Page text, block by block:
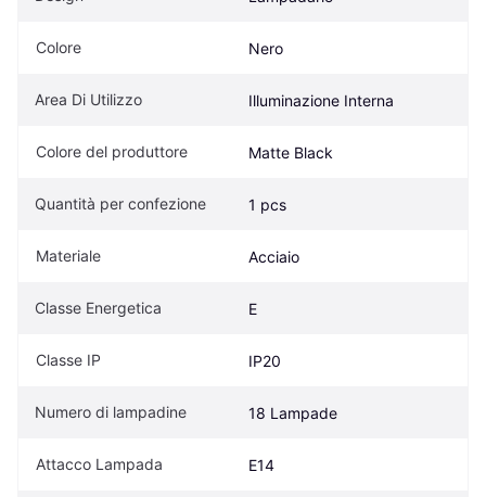
Colore Nero
Area Di Utilizzo Illuminazione Interna
Colore del produttore Matte Black
Quantità per confezione 1 pcs
Materiale Acciaio
Classe Energetica E
Classe IP IP20
Numero di lampadine 18 Lampade
Attacco Lampada E14